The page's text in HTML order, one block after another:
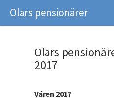
Olars pensionärer
Olars
2017
Våren 2017